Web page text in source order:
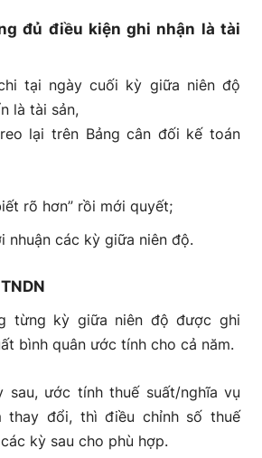
đủ điều kiện ghi nhận là tài
tại ngày cuối kỳ giữa niên độ
là tài sản,
lại trên Bảng cân đối kế toán
rõ hơn” rồi mới quyết;
nhuận các kỳ giữa niên độ.
từng kỳ giữa niên độ được ghi
bình quân ước tính cho cả năm.
sau, ước tính thuế suất/nghĩa vụ
thay đổi, thì điều chỉnh số thuế
kỳ sau cho phù hợp.